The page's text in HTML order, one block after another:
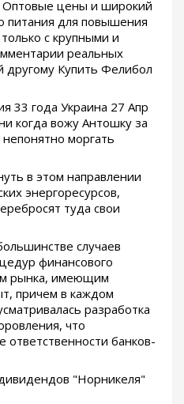
Оптовые цены и широкий
питания для повышения
с крупными и
реальных
другому Купить Фелибол
33 года Украина 27 Апр
когда вожу Антошку за
моргать
в этом направлении
энергоресурсов,
туда свои
случаев
финансового
рынка, имеющим
причем в каждом
разработка
что
банков-
"Норникеля"